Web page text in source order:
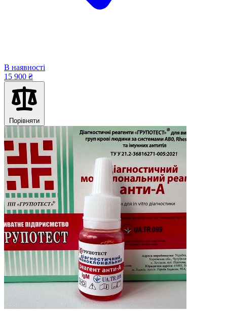
В наявності
15 900 ₴
Порівняти